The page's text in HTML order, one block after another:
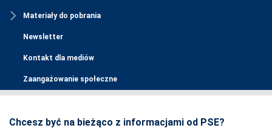
Materiały do pobrania
Newsletter
Kontakt dla mediów
Zaangażowanie społeczne
Chcesz być na bieżąco z informacjami od PSE?